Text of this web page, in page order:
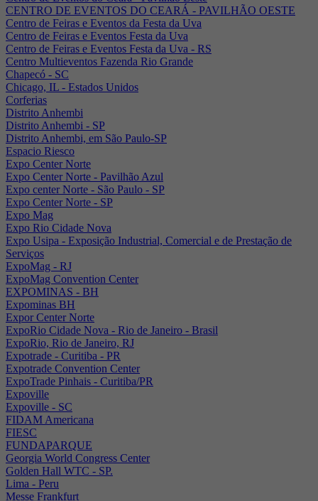
CENTRO DE EVENTOS DO CEARÁ - PAVILHÃO OESTE
Centro de Feiras e Eventos da Festa da Uva
Centro de Feiras e Eventos Festa da Uva
Centro de Feiras e Eventos Festa da Uva - RS
Centro Multieventos Fazenda Rio Grande
Chapecó - SC
Chicago, IL - Estados Unidos
Corferias
Distrito Anhembi
Distrito Anhembi - SP
Distrito Anhembi, em São Paulo-SP
Espacio Riesco
Expo Center Norte
Expo Center Norte - Pavilhão Azul
Expo center Norte - São Paulo - SP
Expo Center Norte - SP
Expo Mag
Expo Rio Cidade Nova
Expo Usipa - Exposição Industrial, Comercial e de Prestação de
Serviços
ExpoMag - RJ
ExpoMag Convention Center
EXPOMINAS - BH
Expominas BH
Expor Center Norte
ExpoRio Cidade Nova - Rio de Janeiro - Brasil
ExpoRio, Rio de Janeiro, RJ
Expotrade - Curitiba - PR
Expotrade Convention Center
ExpoTrade Pinhais - Curitiba/PR
Expoville
Expoville - SC
FIDAM Americana
FIESC
FUNDAPARQUE
Georgia World Congress Center
Golden Hall WTC - SP.
Lima - Peru
Messe Frankfurt